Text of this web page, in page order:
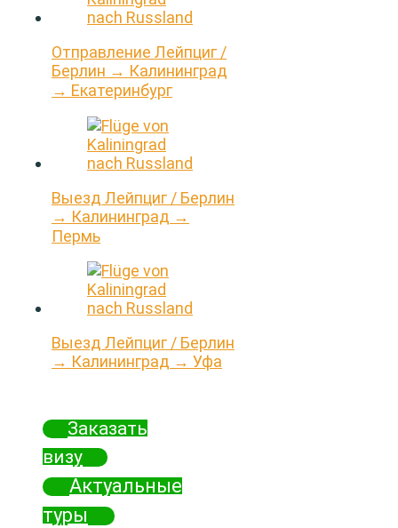
Отправление Лейпциг /
Берлин → Калининград
→ Екатеринбург
Выезд Лейпциг / Берлин
→ Калининград →
Пермь
Выезд Лейпциг / Берлин
→ Калининград → Уфа
Заказать
визу
Актуальные
туры